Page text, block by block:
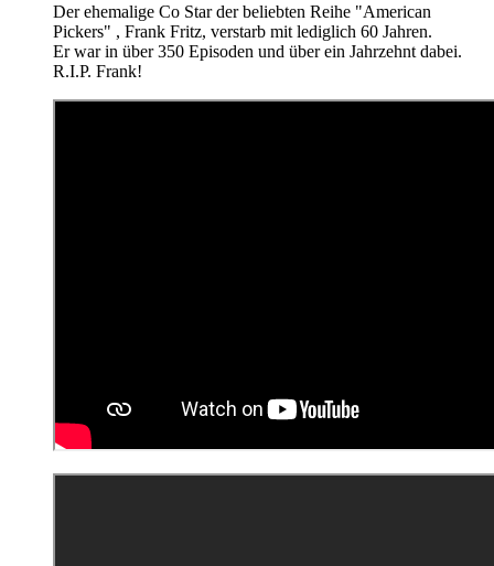
Der ehemalige Co Star der beliebten Reihe "American
Pickers" , Frank Fritz, verstarb mit lediglich 60 Jahren.
Er war in über 350 Episoden und über ein Jahrzehnt dabei.
R.I.P. Frank!